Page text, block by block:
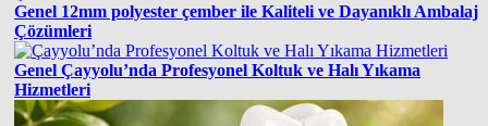
Genel 12mm polyester çember ile Kaliteli ve Dayanıklı Ambalaj
Çözümleri
Genel Çayyolu’nda Profesyonel Koltuk ve Halı Yıkama
Hizmetleri